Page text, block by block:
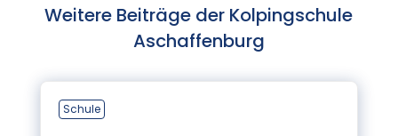
Weitere Beiträge der Kolpingschule
Aschaffenburg
Schule